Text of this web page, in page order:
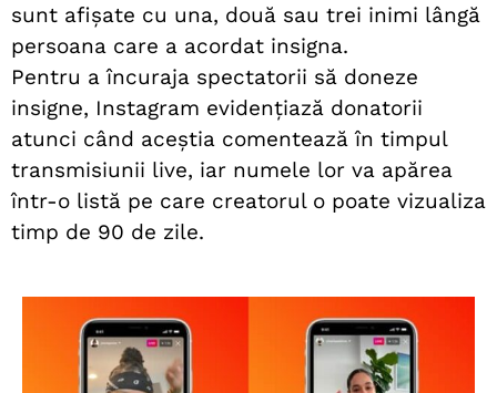
sunt afișate cu una, două sau trei inimi lângă
persoana care a acordat insigna.
Pentru a încuraja spectatorii să doneze
insigne, Instagram evidențiază donatorii
atunci când aceștia comentează în timpul
transmisiunii live, iar numele lor va apărea
într-o listă pe care creatorul o poate vizualiza
timp de 90 de zile.